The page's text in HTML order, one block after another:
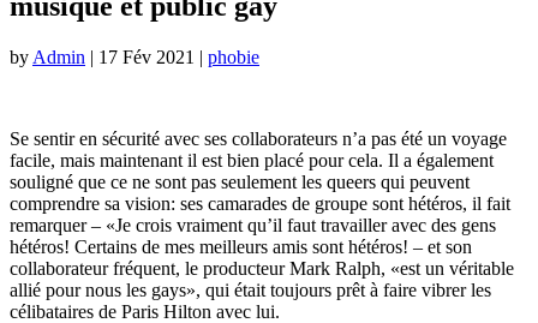
by Admin | 17 Fév 2021 | phobie
Se sentir en sécurité avec ses collaborateurs n’a pas été un voyage
facile, mais maintenant il est bien placé pour cela. Il a également
souligné que ce ne sont pas seulement les queers qui peuvent
comprendre sa vision: ses camarades de groupe sont hétéros, il fait
remarquer – «Je crois vraiment qu’il faut travailler avec des gens
hétéros! Certains de mes meilleurs amis sont hétéros! – et son
collaborateur fréquent, le producteur Mark Ralph, «est un véritable
allié pour nous les gays», qui était toujours prêt à faire vibrer les
célibataires de Paris Hilton avec lui.